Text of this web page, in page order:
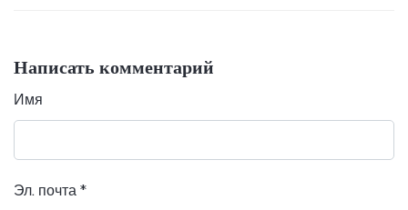
Написать комментарий
Имя
Эл. почта *